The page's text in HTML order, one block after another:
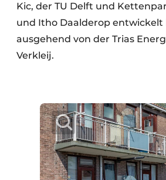
Kic, der TU Delft und
und Itho Daalderop entwickelt
ausgehend von der Trias
Verkleij.